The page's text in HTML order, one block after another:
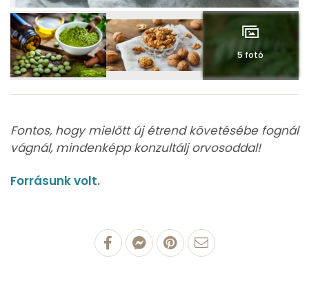
5 fotó
Fontos, hogy mielőtt új étrend követésébe fognál
vágnál, mindenképp konzultálj orvosoddal!
Forrásunk volt.